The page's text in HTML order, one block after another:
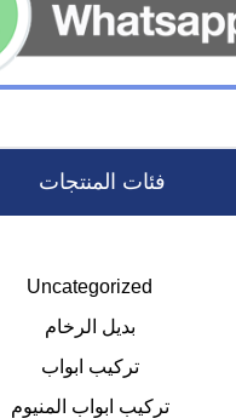
فئات المنتجات
Uncategorized
بديل الرخام
تركيب ابواب
تركيب ابواب المنيوم